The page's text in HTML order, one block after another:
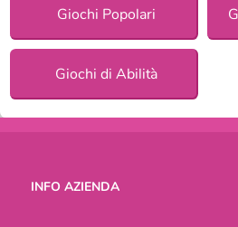
Giochi Popolari
Giochi di Abilità
INFO AZIENDA